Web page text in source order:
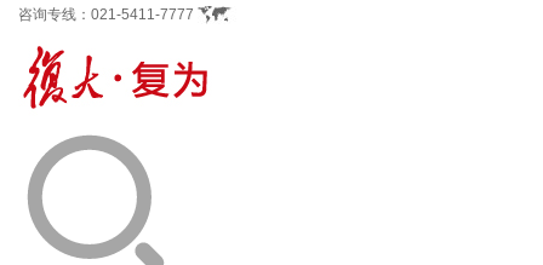
咨询专线： 021-5411-7777